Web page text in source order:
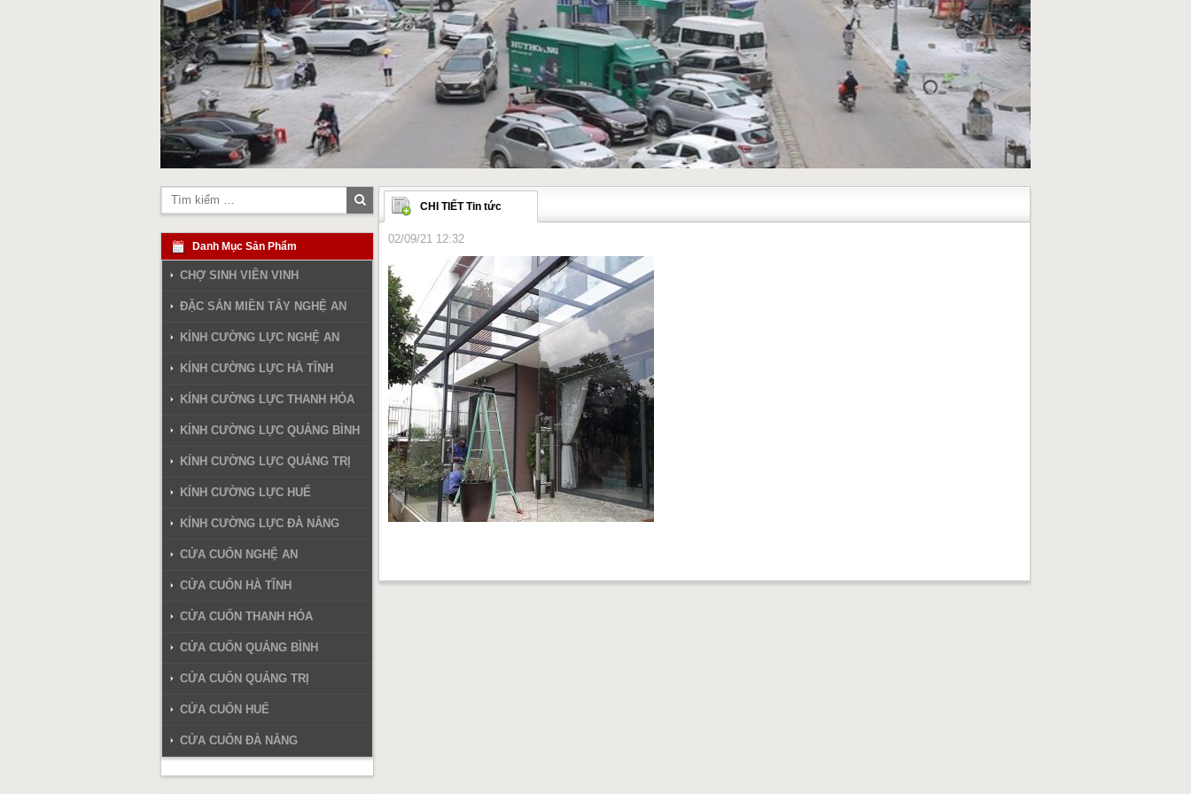
CHI TIẾT Tin tức
02/09/21 12:32
Tìm
kiếm
Danh Mục Sản Phẩm
CHỢ SINH VIÊN VINH
ĐẶC SẢN MIỀN TÂY NGHỆ AN
KÍNH CƯỜNG LỰC NGHỆ AN
KÍNH CƯỜNG LỰC HÀ TĨNH
KÍNH CƯỜNG LỰC THANH HÓA
KÍNH CƯỜNG LỰC QUẢNG BÌNH
KÍNH CƯỜNG LỰC QUẢNG TRỊ
KÍNH CƯỜNG LỰC HUẾ
KÍNH CƯỜNG LỰC ĐÀ NẴNG
CỬA CUỐN NGHỆ AN
CỬA CUỐN HÀ TĨNH
CỬA CUỐN THANH HÓA
CỬA CUỐN QUẢNG BÌNH
CỬA CUỐN QUẢNG TRỊ
CỬA CUỐN HUẾ
CỬA CUỐN ĐÀ NẴNG